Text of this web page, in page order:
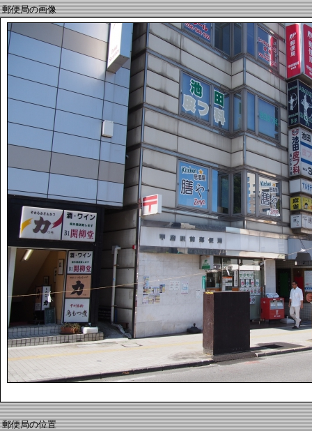
郵便局の画像
郵便局の位置